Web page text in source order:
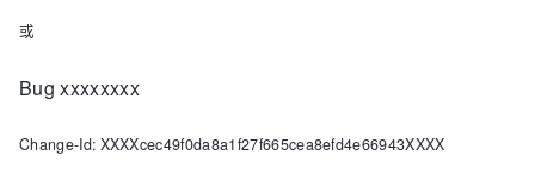
或
Bug xxxxxxxx
Change-Id: XXXXcec49f0da8a1f27f665cea8efd4e66943XXXX